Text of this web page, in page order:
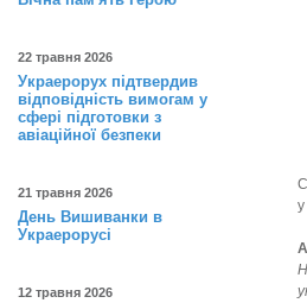
22 травня 2026
Украерорух підтвердив
відповідність вимогам у
сфері підготовки з
авіаційної безпеки
21 травня 2026
День Вишиванки в
Украерорусі
12 травня 2026